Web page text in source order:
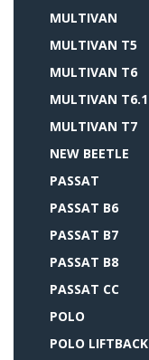
MULTIVAN
MULTIVAN T5
MULTIVAN T6
MULTIVAN T6.1
MULTIVAN T7
NEW BEETLE
PASSAT
PASSAT B6
PASSAT B7
PASSAT B8
PASSAT CC
POLO
POLO LIFTBACK